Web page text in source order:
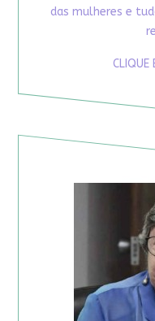
das mulheres e